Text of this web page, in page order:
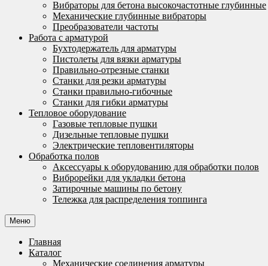
Вибраторы для бетона высокочастотные глубинные
Механические глубинные вибраторы
Преобразователи частоты
Работа с арматурой
Бухтодержатель для арматуры
Пистолеты для вязки арматуры
Правильно-отрезные станки
Станки для резки арматуры
Станки правильно-гибочные
Станки для гибки арматуры
Тепловое оборудование
Газовые тепловые пушки
Дизельные тепловые пушки
Электрические тепловентиляторы
Обработка полов
Аксессуары к оборудованию для обработки полов
Виброрейки для укладки бетона
Затирочные машины по бетону
Тележка для распределения топпинга
Меню
Главная
Каталог
Механические соединения арматуры